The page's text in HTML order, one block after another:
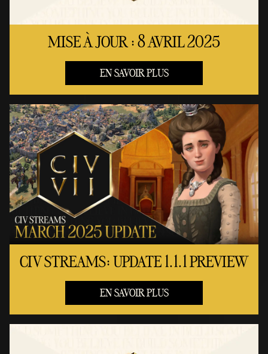
MISE À JOUR : 8 AVRIL 2025
EN SAVOIR PLUS
CIV STREAMS: UPDATE 1.1.1 PREVIEW
EN SAVOIR PLUS